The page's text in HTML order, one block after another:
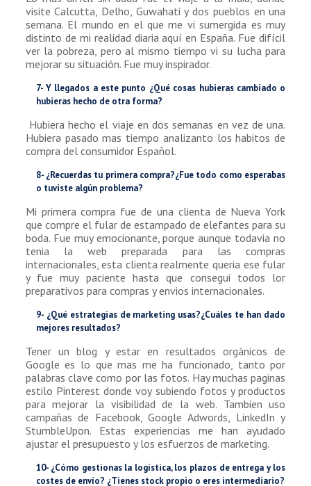
visite Calcutta, Delho, Guwahati y dos pueblos en una
semana. El mundo en el que me vi sumergida es muy
distinto de mi realidad diaria aquí en España. Fue difícil
ver la pobreza, pero al mismo tiempo vi su lucha para
mejorar su situación. Fue muy inspirador.
7- Y llegados a este punto ¿Qué cosas hubieras cambiado o
hubieras hecho de otra forma?
Hubiera hecho el viaje en dos semanas en vez de una.
Hubiera pasado mas tiempo analizanto los habitos de
compra del consumidor Español.
8- ¿Recuerdas tu primera compra?¿Fue todo como esperabas
o tuviste algún problema?
Mi primera compra fue de una clienta de Nueva York
que compre el fular de estampado de elefantes para su
boda. Fue muy emocionante, porque aunque todavia no
tenia la web preparada para las compras
internacionales, esta clienta realmente queria ese fular
y fue muy paciente hasta que consegui todos lor
preparativos para compras y envios internacionales.
9- ¿Qué estrategias de marketing usas?¿Cuáles te han dado
mejores resultados?
Tener un blog y estar en resultados orgánicos de
Google es lo que mas me ha funcionado, tanto por
palabras clave como por las fotos. Hay muchas paginas
estilo Pinterest donde voy subiendo fotos y productos
para mejorar la visibilidad de la web. Tambien uso
campañas de Facebook, Google Adwords, LinkedIn y
StumbleUpon. Estas experiencias me han ayudado
ajustar el presupuesto y los esfuerzos de marketing.
10- ¿Cómo gestionas la logística, los plazos de entrega y los
costes de envío? ¿Tienes stock propio o eres intermediario?